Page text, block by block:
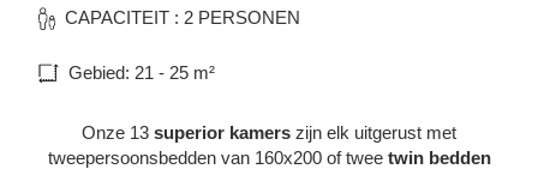
CAPACITEIT : 2 PERSONEN
Gebied: 21 - 25 m²
Onze 13 superior kamers zijn elk uitgerust met
tweepersoonsbedden van 160x200 of twee twin bedden